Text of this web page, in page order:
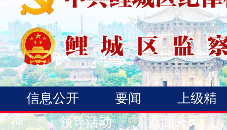
信息公开 要闻
上级精
神
领导活动
八面来风